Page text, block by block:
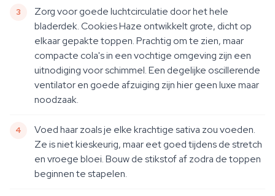
Zorg voor goede luchtcirculatie door het hele
bladerdek. Cookies Haze ontwikkelt grote, dicht op
elkaar gepakte toppen. Prachtig om te zien, maar
compacte cola's in een vochtige omgeving zijn een
uitnodiging voor schimmel. Een degelijke oscillerende
ventilator en goede afzuiging zijn hier geen luxe maar
noodzaak.
Voed haar zoals je elke krachtige sativa zou voeden.
Ze is niet kieskeurig, maar eet goed tijdens de stretch
en vroege bloei. Bouw de stikstof af zodra de toppen
beginnen te stapelen.